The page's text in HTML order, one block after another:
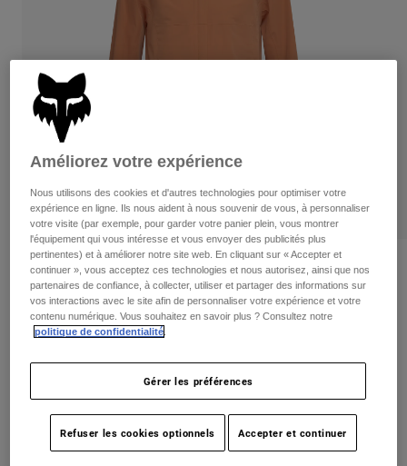
Goggles
Guards & Protection
Base Layers
Gear Bags
Socks
Pads & Protection
Goggles
Base Layers
Bottles & Hydration Packs
Replacement Parts
Swim
Tout acheter
Womens
Hats
Shirts
Sweatshirts
Jackets
Pants
Critiques
Ranger 2.5-Layer Water Jacket
non.36251-A03-L
Améliorez votre expérience
Nous utilisons des cookies et d'autres technologies pour optimiser votre
expérience en ligne. Ils nous aident à nous souvenir de vous, à personnaliser
votre visite (par exemple, pour garder votre panier plein, vous montrer
l'équipement qui vous intéresse et vous envoyer des publicités plus
pertinentes) et à améliorer notre site web. En cliquant sur « Accepter et
continuer », vous acceptez ces technologies et nous autorisez, ainsi que nos
partenaires de confiance, à collecter, utiliser et partager des informations sur
vos interactions avec le site afin de personnaliser votre expérience et votre
contenu numérique. Vous souhaitez en savoir plus ? Consultez notre
politique de confidentialité
Gérer les préférences
Refuser les cookies optionnels Accepter et continuer